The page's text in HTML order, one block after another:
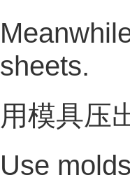
sheets.
用模具压
Use